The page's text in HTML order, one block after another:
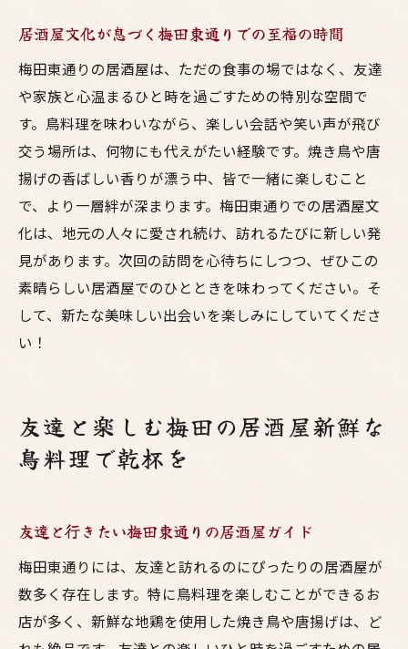
美味い料理と共に友達と過ごす梅田の居酒屋体
験
梅田での友達との楽しい居酒屋巡り
美味い料理で友達と乾杯！梅田東通り
東通りで見つける居酒屋体験の魅力
心弾む梅田での居酒屋体験を友達と
東通りの居酒屋で友達と一緒に楽しむ
居酒屋文化が息づく梅田東通りでの至福の時間
梅田東通りの居酒屋は、ただの食事の場ではなく、友達
や家族と心温まるひと時を過ごすための特別な空間で
す。鳥料理を味わいながら、楽しい会話や笑い声が飛び
交う場所は、何物にも代えがたい経験です。焼き鳥や唐
揚げの香ばしい香りが漂う中、皆で一緒に楽しむこと
で、より一層絆が深まります。梅田東通りでの居酒屋文
化は、地元の人々に愛され続け、訪れるたびに新しい発
見があります。次回の訪問を心待ちにしつつ、ぜひこの
素晴らしい居酒屋でのひとときを味わってください。そ
して、新たな美味しい出会いを楽しみにしていてくださ
い！
友達と楽しむ梅田の居酒屋新鮮な
鳥料理で乾杯を
友達と行きたい梅田東通りの居酒屋ガイド
梅田東通りには、友達と訪れるのにぴったりの居酒屋が
数多く存在します。特に鳥料理を楽しむことができるお
店が多く、新鮮な地鶏を使用した焼き鳥や唐揚げは、ど